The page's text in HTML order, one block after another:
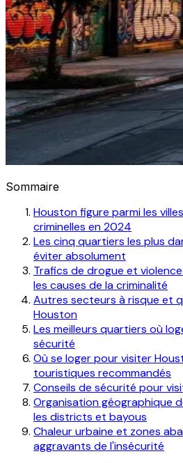
Sommaire
Houston figure parmi les
criminelles en 2024
Les cinq quartiers les plus
éviter absolument
Trafics de drogue et
les causes de la criminalité
Autres secteurs à risque et
Houston
Les meilleurs quartiers où
sécurité
Où se loger pour visiter
touristiques recommandés
Conseils de sécurité pour
Organisation géographique
les districts et bayous
Chaleur urbaine et zones
aggravants de l'insécurité